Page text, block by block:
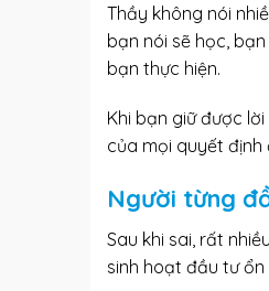
Thầy không nói
bạn nói sẽ học,
bạn thực hiện.
Khi bạn giữ được
của mọi quyết định
Người từng
Sau khi sai, rất
sinh hoạt đầu tư